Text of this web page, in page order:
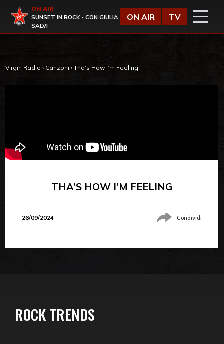
Virgin Radio
ON AIR
SUNSET IN ROCK - CON GIULIA
SALVI
ON AIR TV
Virgin Radio › Canzoni › Tha’s How I’m Feeling
THA’S HOW I’M FEELING
26/09/2024 Condividi
ROCK TRENDS